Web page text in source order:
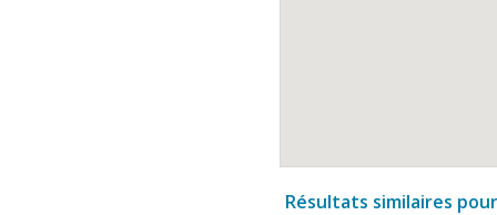
Résultats similaires